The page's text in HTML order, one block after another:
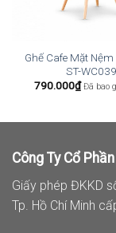
Ghế Cafe Mặt
ST-WC039
790.000₫ Đã bao
Công Ty Cổ
Giấy phép ĐKKD
Tp. Hồ Chí Minh